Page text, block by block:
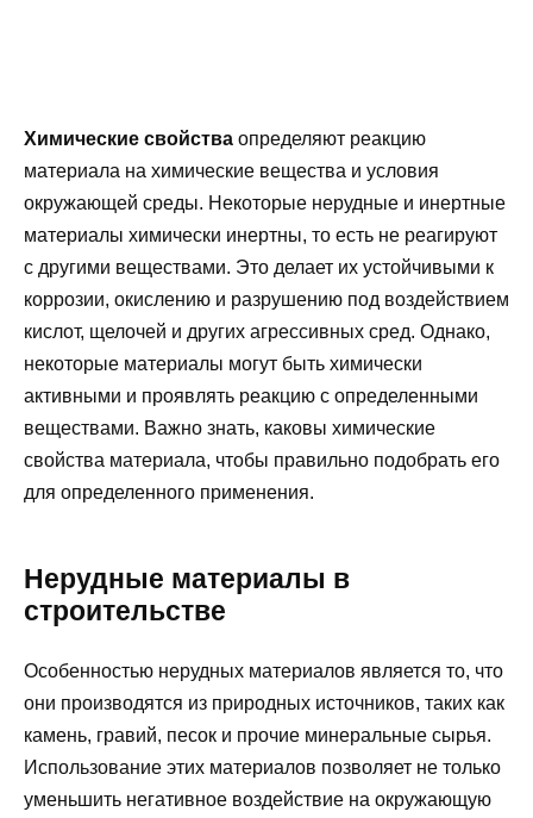
Химические свойства определяют реакцию
материала на химические вещества и условия
окружающей среды. Некоторые нерудные и инертные
материалы химически инертны, то есть не реагируют
с другими веществами. Это делает их устойчивыми к
коррозии, окислению и разрушению под воздействием
кислот, щелочей и других агрессивных сред. Однако,
некоторые материалы могут быть химически
активными и проявлять реакцию с определенными
веществами. Важно знать, каковы химические
свойства материала, чтобы правильно подобрать его
для определенного применения.
Нерудные материалы в
строительстве
Особенностью нерудных материалов является то, что
они производятся из природных источников, таких как
камень, гравий, песок и прочие минеральные сырья.
Использование этих материалов позволяет не только
уменьшить негативное воздействие на окружающую